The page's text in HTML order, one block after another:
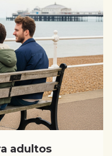
adultos